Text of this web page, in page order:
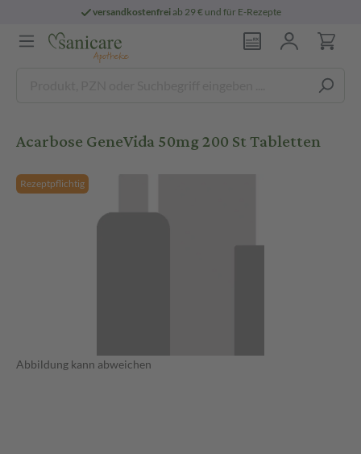
versandkostenfreiab 29 € und für E-Rezepte
Acarbose GeneVida 50mg 200 St Tabletten
Rezeptpflichtig
Abbildung kann abweichen